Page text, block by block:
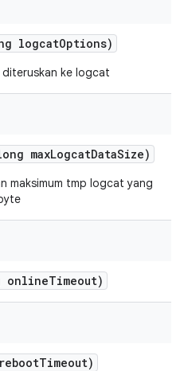
logcatOptions)
ke logcat
maxLogcatDataSize)
maksimum tmp logcat yang
onlineTimeout)
Timeout)